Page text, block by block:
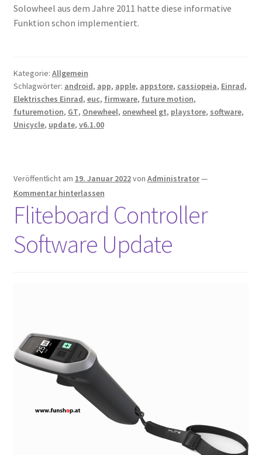
Solowheel aus dem Jahre 2011 hatte diese informative
Funktion schon implementiert.
Kategorie: Allgemein
Schlagwörter: android, app, apple, appstore, cassiopeia, Einrad,
Elektrisches Einrad, euc, firmware, future motion,
futuremotion, GT, Onewheel, onewheel gt, playstore, software,
Unicycle, update, v6.1.00
Veröffentlicht am 19. Januar 2022von Administrator—
Kommentar hinterlassen
Fliteboard Controller
Software Update